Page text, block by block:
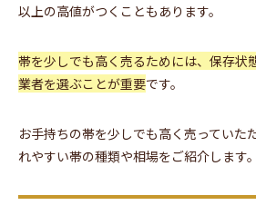
以上の高値がつくこともあります。
帯を少しでも高く売るためには、保存状
業者を選ぶことが重要です。
お手持ちの帯を少しでも高く売っていた
れやすい帯の種類や相場をご紹介します。